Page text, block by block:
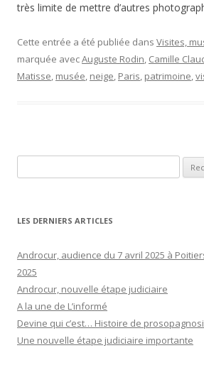
très limite de mettre d’autres
Cette entrée a été publiée dans Visites,
marquée avecAuguste Rodin, Camille
Matisse, musée, neige, Paris, patrimoine,
LES DERNIERS ARTICLES
Androcur, audience du 7 avril 2025 à
2025
Androcur, nouvelle étape judiciaire
A la une de L’informé
Devine qui c’est… Histoire de
Une nouvelle étape judiciaire importante